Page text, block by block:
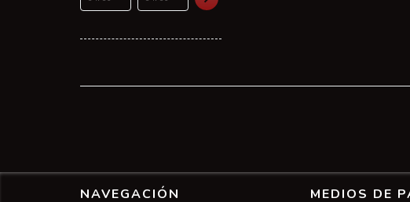
NAVEGACIÓN MEDIOS DE